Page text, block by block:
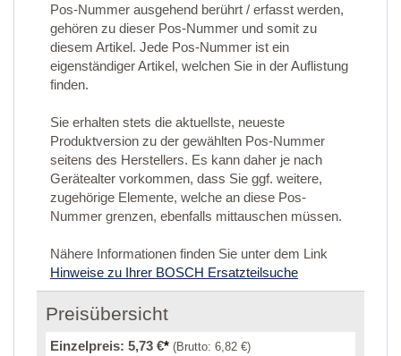
Pos-Nummer ausgehend berührt / erfasst werden,
gehören zu dieser Pos-Nummer und somit zu
diesem Artikel. Jede Pos-Nummer ist ein
eigenständiger Artikel, welchen Sie in der Auflistung
finden.
Sie erhalten stets die aktuellste, neueste
Produktversion zu der gewählten Pos-Nummer
seitens des Herstellers. Es kann daher je nach
Gerätealter vorkommen, dass Sie ggf. weitere,
zugehörige Elemente, welche an diese Pos-
Nummer grenzen, ebenfalls mittauschen müssen.
Nähere Informationen finden Sie unter dem Link
Hinweise zu Ihrer BOSCH Ersatzteilsuche
Preisübersicht
Einzelpreis: 5,73 €* (Brutto: 6,82 €)